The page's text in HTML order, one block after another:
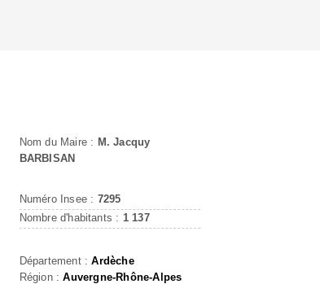
Nom du Maire : M. Jacquy
BARBISAN
Numéro Insee : 7295
Nombre d'habitants : 1 137
Département :Ardèche
Région :Auvergne-Rhône-Alpes